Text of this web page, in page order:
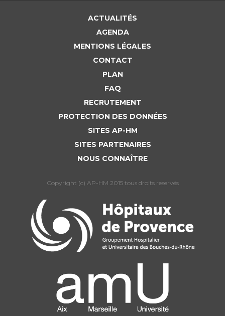
ACTUALITÉS
AGENDA
MENTIONS LÉGALES
CONTACT
PLAN
FAQ
RECRUTEMENT
PROTECTION DES DONNÉES
SITES AP-HM
SITES PARTENAIRES
NOUS CONNAÎTRE
Copyright (c) AP-HM 2015 tous droits reservés